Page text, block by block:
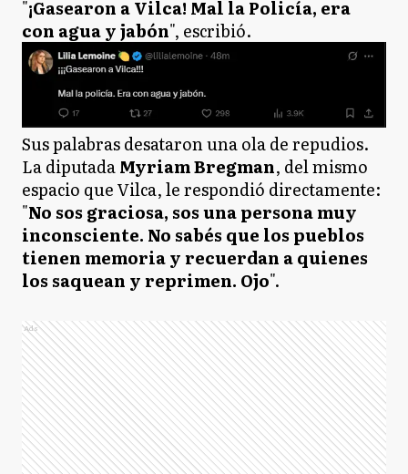
"¡Gasearon a Vilca! Mal la Policía, era
con agua y jabón", escribió.
Sus palabras desataron una ola de repudios.
La diputadaMyriam Bregman, del mismo
espacio que Vilca, le respondió directamente:
"No sos graciosa, sos una persona muy
inconsciente. No sabés que los pueblos
tienen memoria y recuerdan a quienes
los saquean y reprimen. Ojo".
Ads